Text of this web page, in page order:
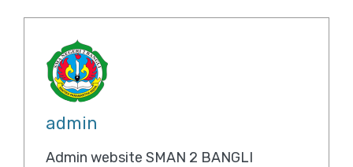
admin
Admin website SMAN 2 BANGLI